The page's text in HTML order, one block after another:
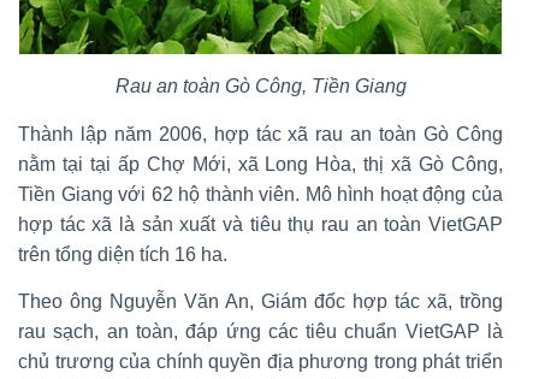
Rau an toàn Gò Công, Tiền Giang
Thành lập năm 2006, hợp tác xã rau an toàn Gò Công
nằm tại tại ấp Chợ Mới, xã Long Hòa, thị xã Gò Công,
Tiền Giang với 62 hộ thành viên. Mô hình hoạt động của
hợp tác xã là sản xuất và tiêu thụ rau an toàn VietGAP
trên tổng diện tích 16 ha.
Theo ông Nguyễn Văn An, Giám đốc hợp tác xã, trồng
rau sạch, an toàn, đáp ứng các tiêu chuẩn VietGAP là
chủ trương của chính quyền địa phương trong phát triển